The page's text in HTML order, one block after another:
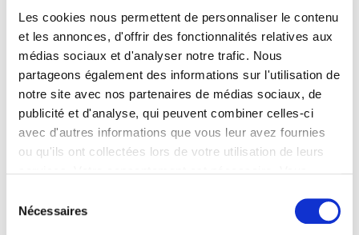
Les cookies nous permettent de personnaliser le contenu
et les annonces, d'offrir des fonctionnalités relatives aux
médias sociaux et d'analyser notre trafic. Nous
partageons également des informations sur l'utilisation de
notre site avec nos partenaires de médias sociaux, de
publicité et d'analyse, qui peuvent combiner celles-ci
avec d'autres informations que vous leur avez fournies
ou qu'ils ont collectées lors de votre utilisation de leurs
Nécessaires
Un grand merci à Madame Sophie PÉCRIAUX
pour sa présence et son engagement à nos
côtésdans le développement d’ATALIAN.